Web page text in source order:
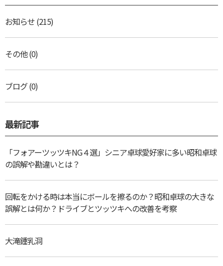
お知らせ(215)
その他(0)
ブログ(0)
最新記事
「フォアーツッツキNG４選」シニア卓球愛好家に多い昭和卓球
の誤解や勘違いとは？
回転をかける時は本当にボールを擦るのか？昭和卓球の大きな
誤解とは何か？ドライブとツッツキへの改善を考察
大滝鍾乳洞